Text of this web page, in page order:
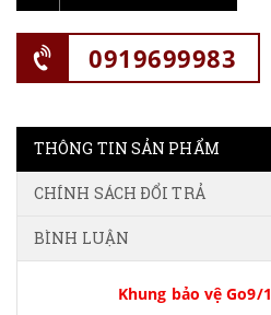
0919699983
THÔNG TIN SẢN PHẨM
CHÍNH SÁCH ĐỔI TRẢ
BÌNH LUẬN
Khung bảo vệ Go9/